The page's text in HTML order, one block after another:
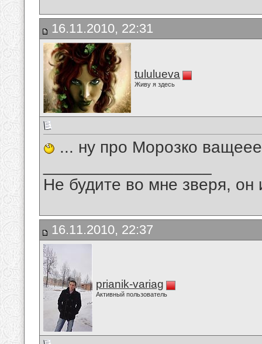
16.11.2010, 22:31
tululueva
Живу я здесь
... ну про Морозко
Не будите во мне зверя, он
16.11.2010, 22:37
prianik-variag
Активный пользователь